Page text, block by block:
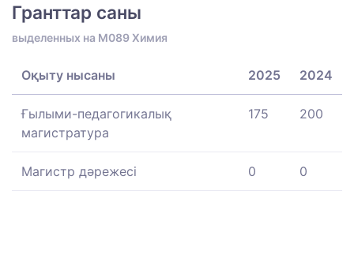
Гранттар саны
выделенных на M089 Химия
Оқыту нысаны 2025 2024
Ғылыми-педагогикалық
магистратура
175 200
Магистр дәрежесі 0 0